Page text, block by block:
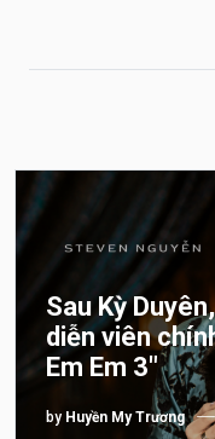
Sau Kỳ
diễn viên
Em Em 3″
by Huyền My Trương